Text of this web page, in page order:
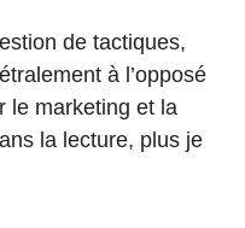
de tactiques,
à l’opposé
le marketing et la
la lecture, plus je